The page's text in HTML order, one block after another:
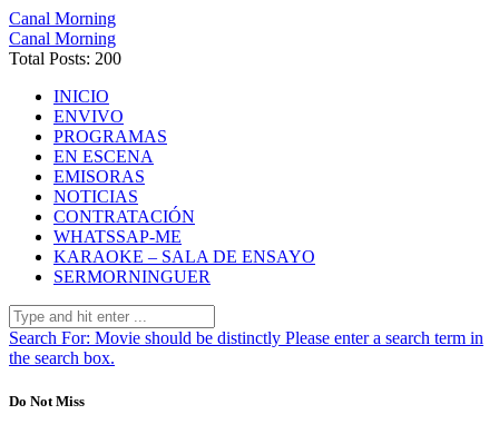
Canal Morning
Canal Morning
Total Posts: 200
INICIO
ENVIVO
PROGRAMAS
EN ESCENA
EMISORAS
NOTICIAS
CONTRATACIÓN
WHATSSAP-ME
KARAOKE – SALA DE ENSAYO
SERMORNINGUER
Search For: Movie should be distinctly Please enter a search term in
the search box.
Do Not Miss